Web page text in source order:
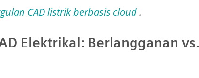
CAD listrik berbasis cloud.
Elektrikal: Berlangganan vs.